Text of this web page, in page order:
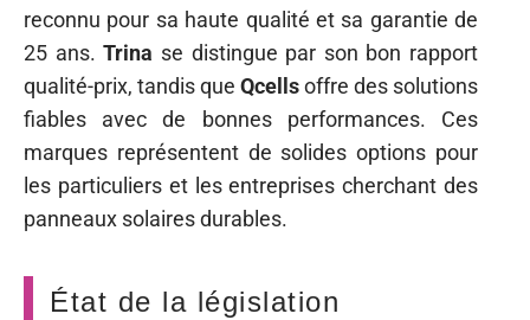
reconnu pour sa haute qualité et sa garantie de
25 ans.Trina se distingue par son bon rapport
qualité-prix, tandis que Qcellsoffre des solutions
fiables avec de bonnes performances. Ces
marques représentent de solides options pour
les particuliers et les entreprises cherchant des
panneaux solaires durables.
État de la législation